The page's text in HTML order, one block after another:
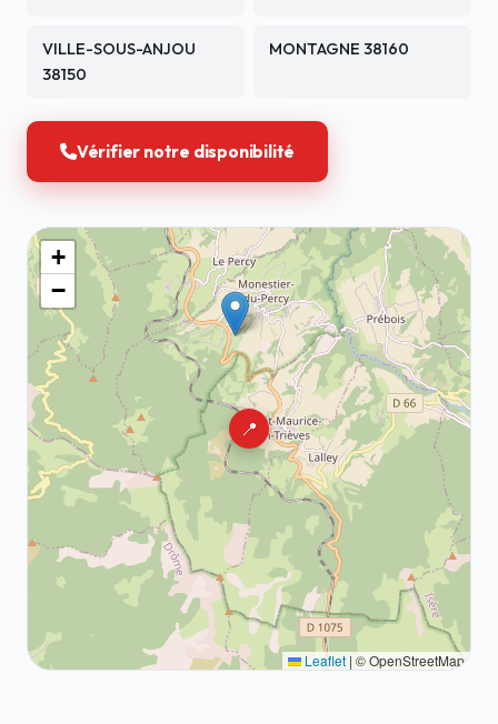
VILLE-SOUS-ANJOU
38150
MONTAGNE 38160
Vérifier notre disponibilité
📍
+
−
Leaflet | © OpenStreetMap